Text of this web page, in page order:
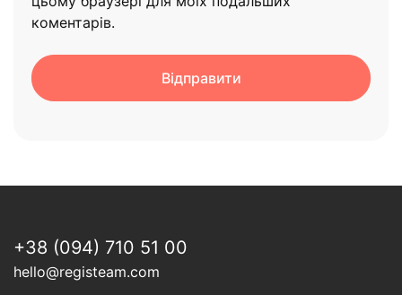
коментарів.
+38 (094) 710 51 00
hello@registeam.com